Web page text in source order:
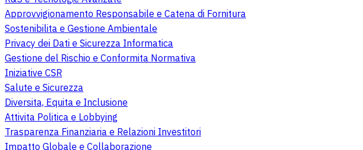
Approvvigionamento Responsabile e Catena di Fornitura
Sostenibilita e Gestione Ambientale
Privacy dei Dati e Sicurezza Informatica
Gestione del Rischio e Conformita Normativa
Iniziative CSR
Salute e Sicurezza
Diversita, Equita e Inclusione
Attivita Politica e Lobbying
Trasparenza Finanziaria e Relazioni Investitori
Impatto Globale e Collaborazione